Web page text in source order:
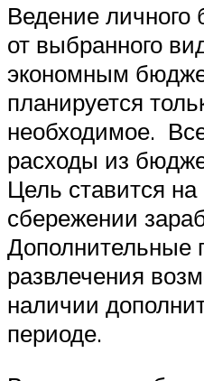
Ведение личного
от выбранного
экономным
планируется
необходимое.
расходы из
Цель ставится
сбережении
Дополнительные
развлечения
наличии
периоде.